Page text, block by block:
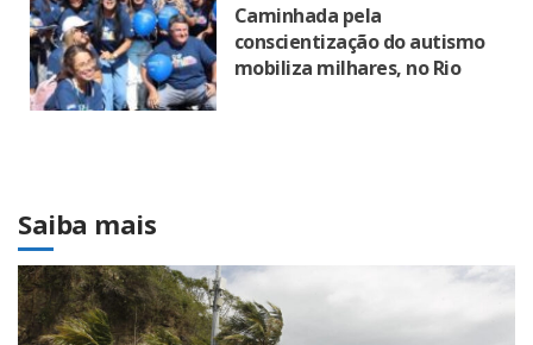
Caminhada pela
conscientização do autismo
mobiliza milhares, no Rio
Saiba mais